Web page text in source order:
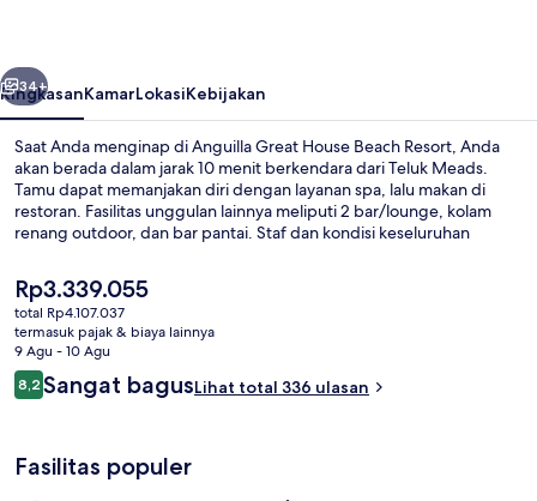
Berikutnya
34+
RingkasanKamarLokasiKebijakan
Saat Anda menginap di Anguilla Great House Beach Resort, Anda
akan berada dalam jarak 10 menit berkendara dari Teluk Meads.
Tamu dapat memanjakan diri dengan layanan spa, lalu makan di
restoran. Fasilitas unggulan lainnya meliputi 2 bar/lounge, kolam
renang outdoor, dan bar pantai. Staf dan kondisi keseluruhan
Harga
saat
ini
Rp3.339.055
Rp3.339.055
total Rp4.107.037
termasuk pajak & biaya lainnya
9 Agu - 10 Agu
Ulasan
8,28,2 dari 10
Sangat bagusLihat total 336 ulasan
Fasilitas populer